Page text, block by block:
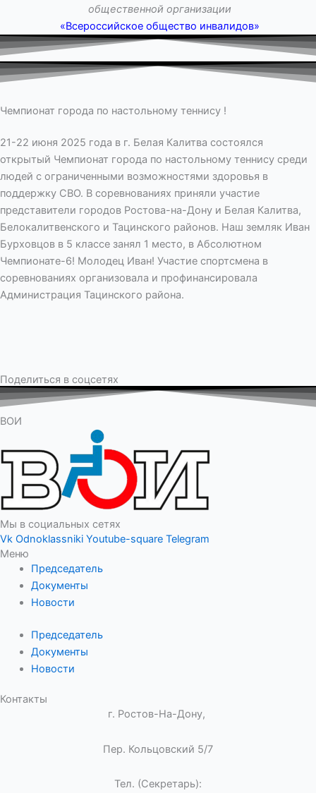
общественной организации
«Всероссийское общество инвалидов»
Чемпионат города по настольному теннису !
21-22 июня 2025 года в г. Белая Калитва состоялся
открытый Чемпионат города по настольному теннису среди
людей с ограниченными возможностями здоровья в
поддержку СВО. В соревнованиях приняли участие
представители городов Ростова-на-Дону и Белая Калитва,
Белокалитвенского и Тацинского районов. Наш земляк Иван
Бурховцов в 5 классе занял 1 место, в Абсолютном
Чемпионате-6! Молодец Иван! Участие спортсмена в
соревнованиях организовала и профинансировала
Администрация Тацинского района.
Поделиться в соцсетях
ВОИ
Мы в социальных сетях
Vk Odnoklassniki Youtube-square Telegram
Меню
Председатель
Документы
Новости
Председатель
Документы
Новости
Контакты
г. Ростов-На-Дону,
Пер. Кольцовский 5/7
Тел. (Секретарь):